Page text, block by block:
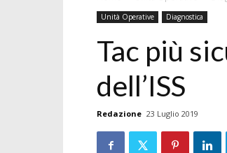
Unità Operative Diagnostica
Tac più
dell’ISS
Redazione 23 Luglio 2019